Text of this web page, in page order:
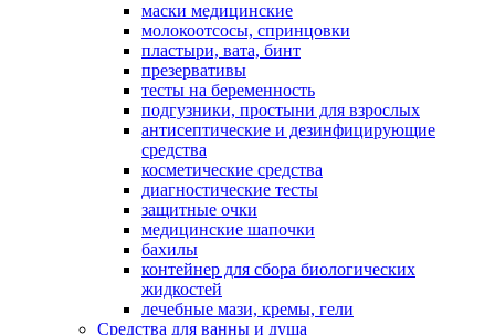
маски медицинские
молокоотсосы, спринцовки
пластыри, вата, бинт
презервативы
тесты на беременность
подгузники, простыни для взрослых
антисептические и дезинфицирующие
средства
косметические средства
диагностические тесты
защитные очки
медицинские шапочки
бахилы
контейнер для сбора биологических
жидкостей
лечебные мази, кремы, гели
Средства для ванны и душа